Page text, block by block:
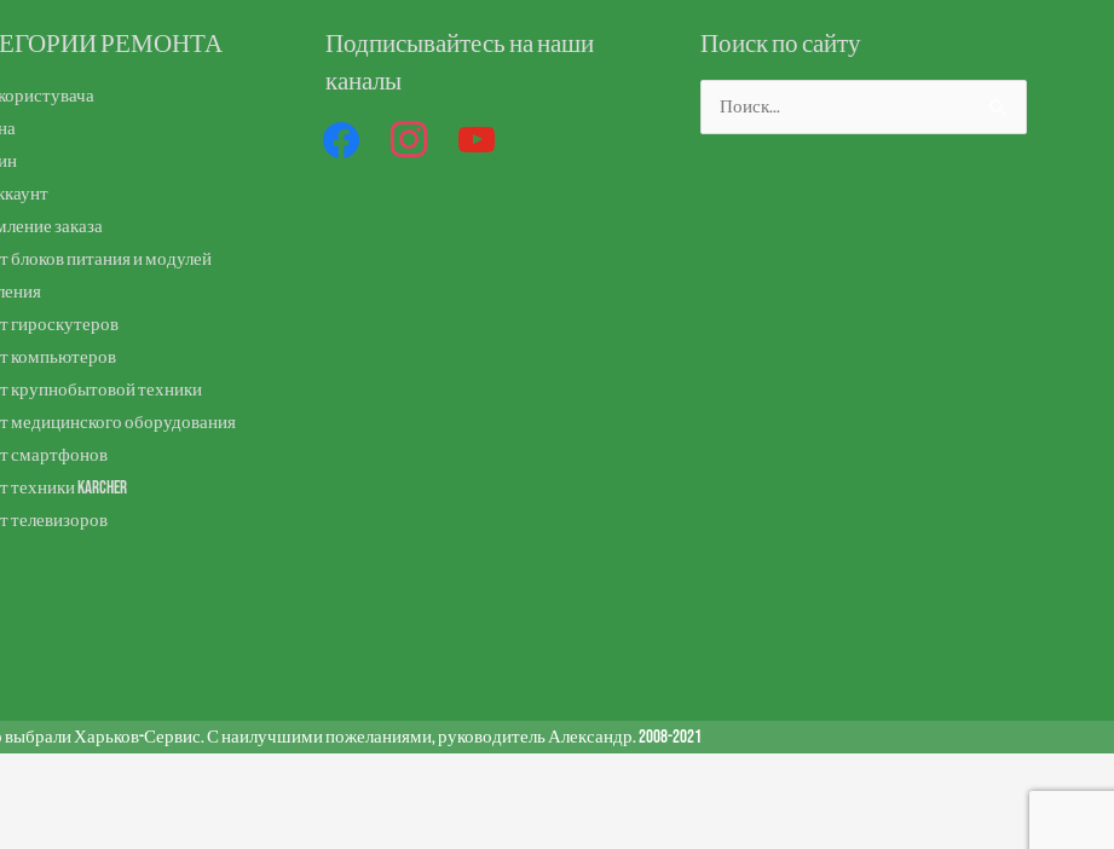
РЕМОНТА
заказа
блоков питания и модулей
гироскутеров
компьютеров
крупнобытовой техники
медицинского оборудования
смартфонов
техники Karcher
телевизоров
Подписывайтесь на наши
каналы
facebook instagram youtube Поиск по сайту
Поиск:
Харьков-Сервис. С наилучшими пожеланиями, руководитель Александр. 2008-2021